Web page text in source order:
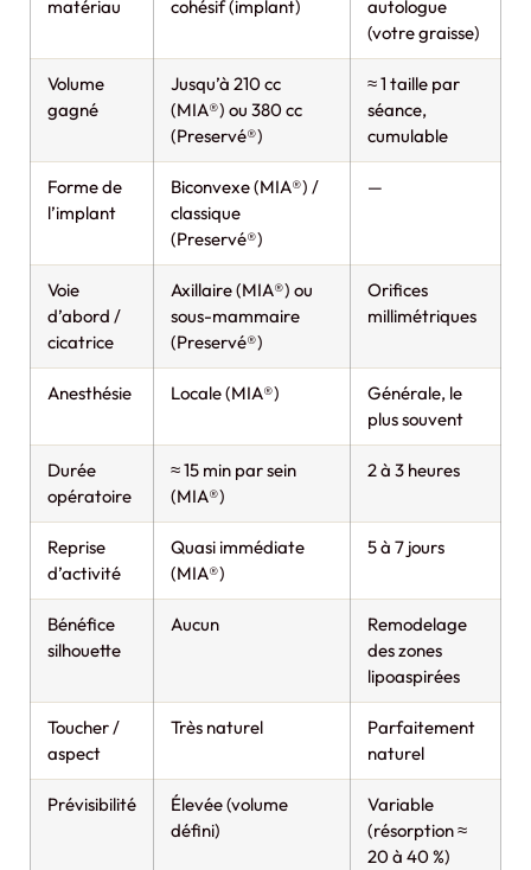
matériau
cohésif (implant)
autologue
(votre graisse)
Volume
gagné
Jusqu’à 210 cc
(MIA®) ou 380 cc
(Preservé®)
≈ 1 taille par
séance,
cumulable
Forme de
l’implant
Biconvexe (MIA®) /
classique
(Preservé®)
—
Voie
d’abord /
cicatrice
Axillaire (MIA®) ou
sous-mammaire
(Preservé®)
Orifices
millimétriques
Anesthésie Locale (MIA®)
Générale, le
plus souvent
Durée
opératoire
≈ 15 min par sein
(MIA®)
2 à 3 heures
Reprise
d’activité
Quasi immédiate
(MIA®)
5 à 7 jours
Bénéfice
silhouette
Aucun
Remodelage
des zones
lipoaspirées
Toucher /
aspect
Très naturel
Parfaitement
naturel
Prévisibilité
Élevée (volume
défini)
Variable
(résorption ≈
20 à 40 %)